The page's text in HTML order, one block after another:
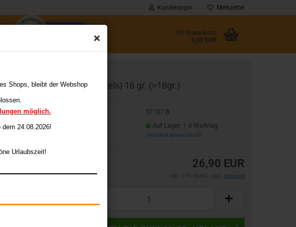
Shops, bleibt der Webshop
möglich.
dem 24.08.2026!
Urlaubszeit!
Kundenlogin
Passwort
Merkzettel
Ihr Warenkorb
0,00 EUR
Arab I (Barrels) 16 gr. (=18gr.)
5T107.B
Auf Lager. 1-3 Werktag
(Ausland abweichend)
26,90 EUR
Versand